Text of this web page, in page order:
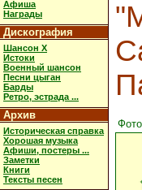
Афиша
Награды
Дискография
Шансон X
Истоки
Военный шансон
Песни цыган
Барды
Ретро, эстрада ...
Архив
Историческая справка
Хорошая музыка
Афиши, постеры ...
Заметки
Книги
Тексты песен